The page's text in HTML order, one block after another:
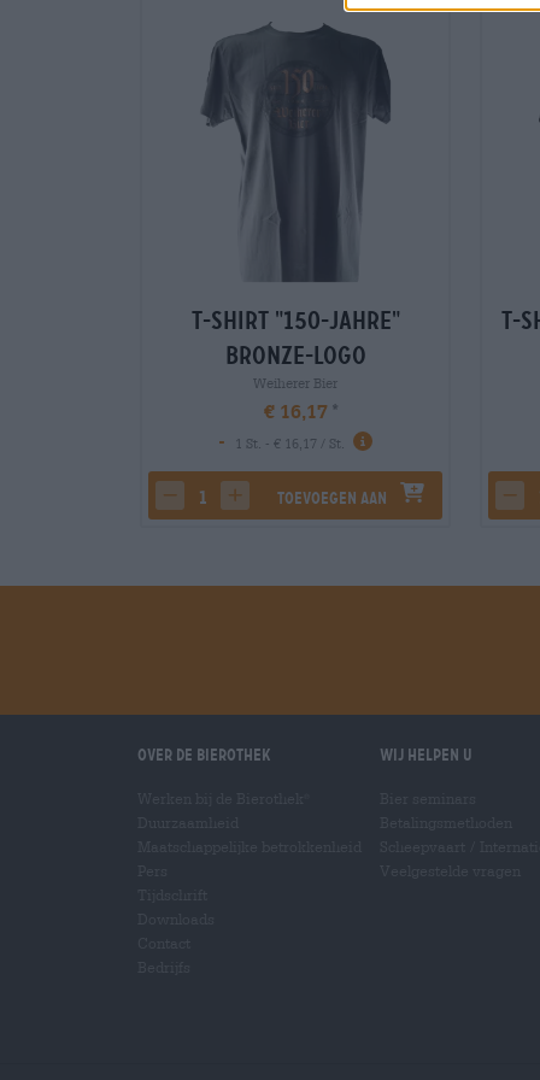
T-Shirt "150-Jahre"
Bronze-Logo
Weiherer Bier
€ 16,17
-
1 St. - € 16,17 / St.
decrease quantity
increase quantity
Toevoegen aan
T-
Over de Bierothek Wij helpen u